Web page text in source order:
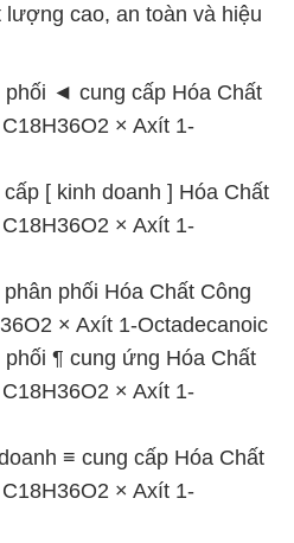
cao, an toàn và hiệu
phối ◄ cung cấp Hóa Chất
× Axít 1-
[ kinh doanh ] Hóa Chất
× Axít 1-
phối Hóa Chất Công
× Axít 1-Octadecanoic
¶ cung ứng Hóa Chất
× Axít 1-
≡ cung cấp Hóa Chất
× Axít 1-